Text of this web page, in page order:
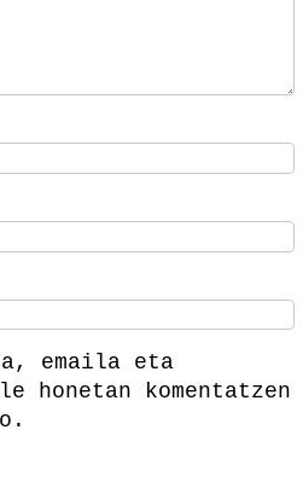
emaila eta
honetan komentatzen